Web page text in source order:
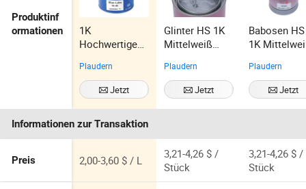
Produktinf
ormationen
1K
Hochwertige
e, direkte
Lieferung aus
chinesischer
Fabrik,
maßgeschneid
erte Farben,
kosteneffizient
e
Beschichtung
Plaudern
Jetzt
Kontaktieren
Glinter HS 1K
Mittelweiß
Hochglänzend
e Acryl-
Automobilfarb
e
Plaudern
Jetzt
Kontaktieren
Babosen HS
1K
e Acryl-
e
Plaudern
Jetzt
Informationen zur Transaktion
Preis 2,00-3,60 $ / L
3,21-4,26 $ /
Stück
3,21-4,26 $ /
Stück